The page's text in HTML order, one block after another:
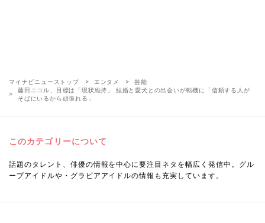
マイナビニューストップ エンタメ
芸能
藤田ニコル、目標は「現状維持」 結婚と愛犬との出会いが転機に「信頼する人が
そばにいるから頑張れる」
このカテゴリーについて
話題のタレント、俳優の情報を中心に要注目ネタを幅広く発信中。グル
ープアイドルや・グラビアアイドルの情報も充実しています。